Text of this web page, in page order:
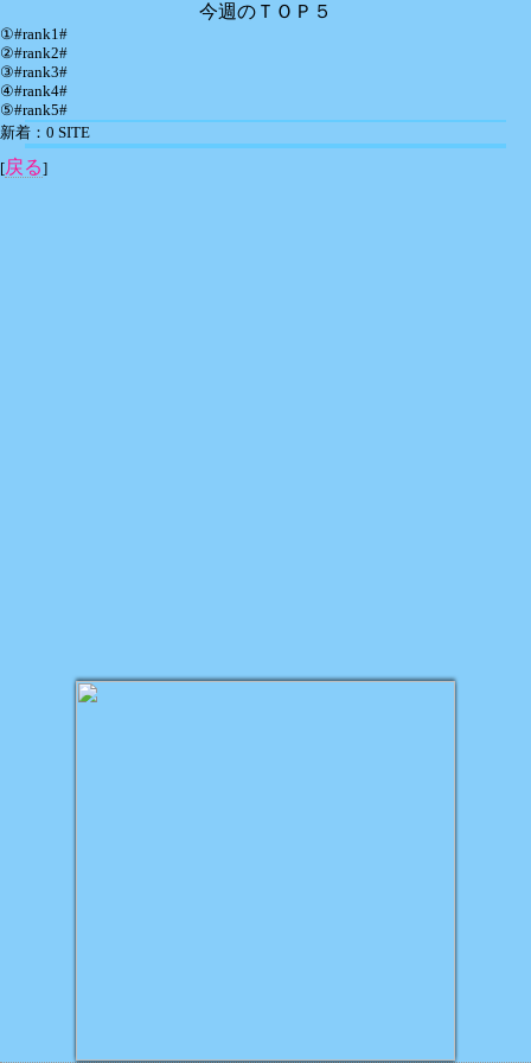
今週のＴＯＰ５
①#rank1#
②#rank2#
③#rank3#
④#rank4#
⑤#rank5#
新着：0 SITE
[戻る]